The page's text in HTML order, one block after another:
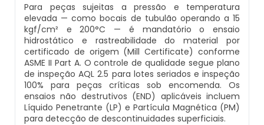
Caldeiras E Aquecedores
Caldeiras E Vasos De Pressão
Comprar Caldeira
Controle E Automação De Caldeiras
Inspeção Dimensional De Caldeiraria
Inspeção Dimensional De Caldeiraria E
Tubulação
Inspeção Em Caldeiras
Inspeção Em Caldeiras Aquatubulares
Montagem De Caldeiras
Montagem De Caldeiras A Vapor
Montagem De Caldeiras Preço
Montagem De Caldeiras A Gás
Comprar Caldeira De Vapor
Distribuidor De Caldeira A Vapor
Empresa De Caldeira A Vapor
Fabrica De Caldeira A Vapor
Onde Comprar Caldeira A Gás
Peças Para Caldeira A Gás
Queimador De Caldeira A Gás
Queimador Para Caldeira A Gás
Para peças sujeitas a pressão e temperatura
elevada — como bocais de tubulão operando a 15
kgf/cm² e 200°C — é mandatório o ensaio
hidrostático e rastreabilidade do material por
certificado de origem (Mill Certificate) conforme
ASME II Part A. O controle de qualidade segue plano
de inspeção AQL 2.5 para lotes seriados e inspeção
100% para peças críticas sob encomenda. Os
ensaios não destrutivos (END) aplicáveis incluem
Líquido Penetrante (LP) e Partícula Magnética (PM)
para detecção de descontinuidades superficiais.